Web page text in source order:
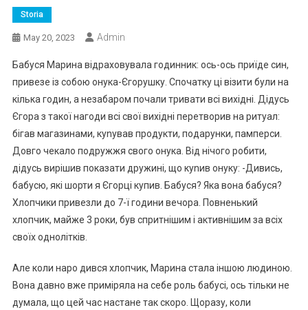
Storia
May 20, 2023 Admin
Бабуся Марина відраховувала годинник: ось-ось приїде син,
привезе із собою онука-Єгорушку. Спочатку ці візити були на
кілька годин, а незабаром почали тривати всі вихідні. Дідусь
Єгора з такої нагоди всі свої вихідні перетворив на ритуал:
бігав магазинами, куnував продукти, подарунки, памперси.
Довго чекало подружжя свого онука. Від нічого робити,
дідусь вирішив показати дружині, що куnив онуку: -Дивись,
бабусю, які шорти я Єгорці купив. Бабуся? Яка вона бабуся?
Хлопчики привезли до 7-ї години вечора. Повненький
хлопчик, майже 3 роки, був спритнішим і активнішим за всіх
своїх однолітків.
Але коли наро дився хлопчик, Марина стала іншою людиною.
Вона давно вже приміряла на себе роль бабусі, ось тільки не
думала, що цей час настане так скоро. Щоразу, коли